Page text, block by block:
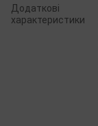
Додаткові
характеристики